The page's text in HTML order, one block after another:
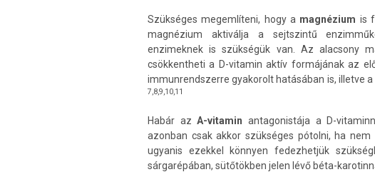
Szükséges megemlíteni, hogy a magnézium is
magnézium aktiválja a sejtszintű
enzimeknek is szükségük van. Az alacsony
csökkentheti a D-vitamin aktív formájának az
immunrendszerre gyakorolt hatásában is, illetve
7,8,9,10,11
Habár azA-vitamin antagonistája a D-
azonban csak akkor szükséges pótolni, ha
ugyanis ezekkel könnyen fedezhetjük
sárgarépában, sütőtökben jelen lévő béta-